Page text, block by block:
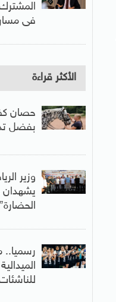
فى مسار
الأكثر قراءة
حصان
بفضل
وزير
يشهدان
الحضارة”
رسميا..